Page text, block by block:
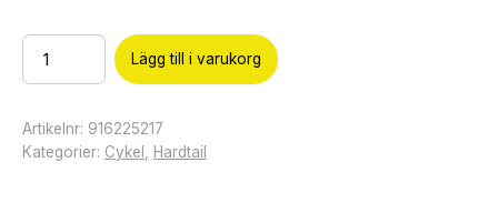
Lägg till i varukorg
Artikelnr: 916225217
Kategorier: Cykel Hardtail